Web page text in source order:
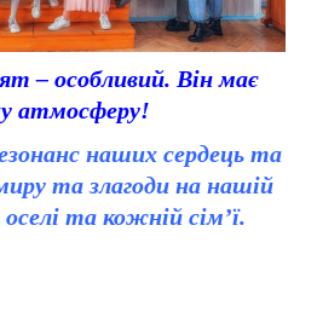
– особливий. Він має
атмосферу!
наших сердець та
та злагоди на нашій
та кожній сім’ї.